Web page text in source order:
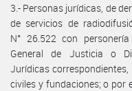
3.- Personas jurídicas, de
de servicios de
N° 26.522 con
General de Justicia o
Jurídicas
civiles y fundaciones; o por